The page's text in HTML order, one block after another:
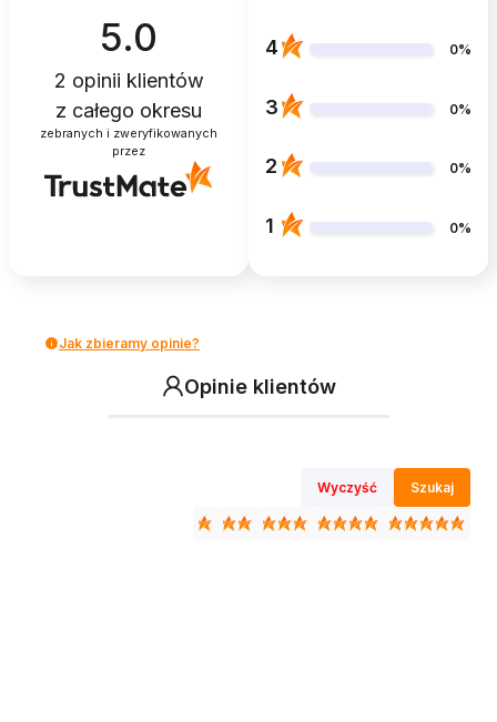
5.0
2 opinii klientów
z całego okresu
zebranych i zweryfikowanych
przez
4 0%
3 0%
2 0%
1 0%
Jak zbieramy opinie?
Opinie klientów
Wyczyść Szukaj